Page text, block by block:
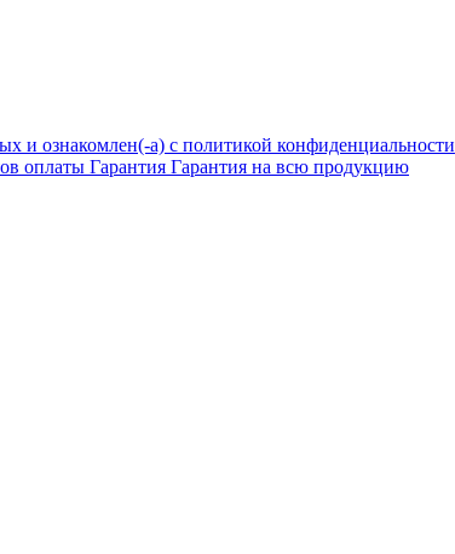
и ознакомлен(-а) с политикой конфиденциальности
оплаты Гарантия Гарантия на всю продукцию